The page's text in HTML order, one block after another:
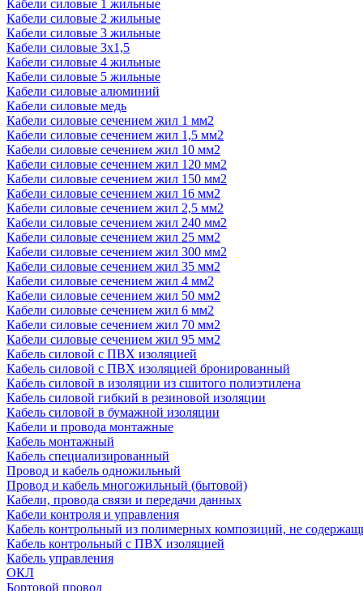
Кабели силовые 1 жильные
Кабели силовые 2 жильные
Кабели силовые 3 жильные
Кабели силовые 3х1,5
Кабели силовые 4 жильные
Кабели силовые 5 жильные
Кабели силовые алюминий
Кабели силовые медь
Кабели силовые сечением жил 1 мм2
Кабели силовые сечением жил 1,5 мм2
Кабели силовые сечением жил 10 мм2
Кабели силовые сечением жил 120 мм2
Кабели силовые сечением жил 150 мм2
Кабели силовые сечением жил 16 мм2
Кабели силовые сечением жил 2,5 мм2
Кабели силовые сечением жил 240 мм2
Кабели силовые сечением жил 25 мм2
Кабели силовые сечением жил 300 мм2
Кабели силовые сечением жил 35 мм2
Кабели силовые сечением жил 4 мм2
Кабели силовые сечением жил 50 мм2
Кабели силовые сечением жил 6 мм2
Кабели силовые сечением жил 70 мм2
Кабели силовые сечением жил 95 мм2
Кабель силовой с ПВХ изоляцией
Кабель силовой с ПВХ изоляцией бронированный
Кабель силовой в изоляции из сшитого полиэтилена
Кабель силовой гибкий в резиновой изоляции
Кабель силовой в бумажной изоляции
Кабели и провода монтажные
Кабель монтажный
Кабель специализированный
Провод и кабель одножильный
Провод и кабель многожильный (бытовой)
Кабели, провода связи и передачи данных
Кабели контроля и управления
Кабель контрольный из полимерных композиций, не
Кабель контрольный с ПВХ изоляцией
Кабель управления
ОКЛ
Бортовой провод